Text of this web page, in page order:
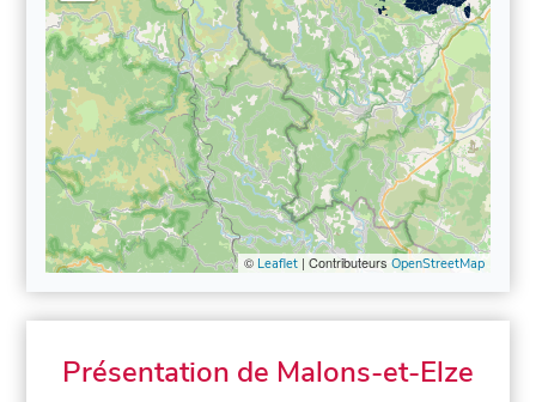
© Leaflet| Contributeurs OpenStreetMap
Présentation de Malons-et-Elze